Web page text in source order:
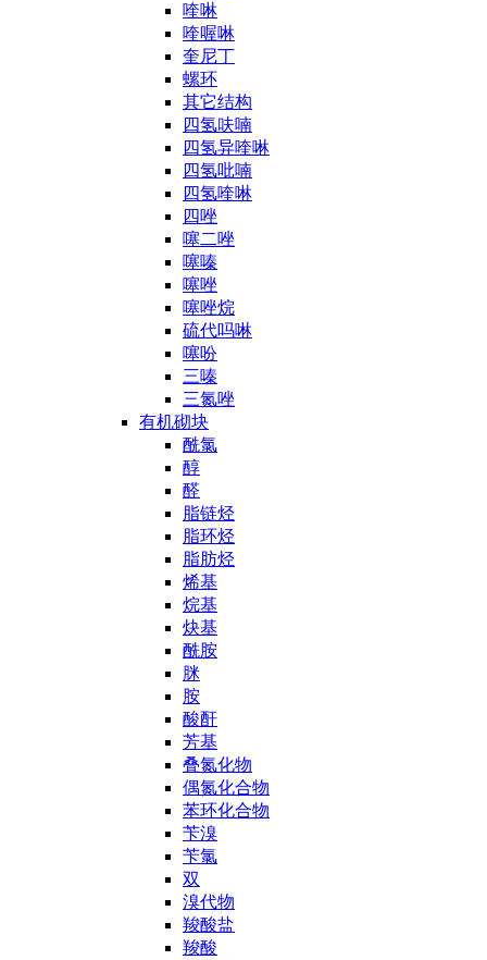
喹啉
喹喔啉
奎尼丁
螺环
其它结构
四氢呋喃
四氢异喹啉
四氢吡喃
四氢喹啉
四唑
噻二唑
噻嗪
噻唑
噻唑烷
硫代吗啉
噻吩
三嗪
三氮唑
有机砌块
酰氯
醇
醛
脂链烃
脂环烃
脂肪烃
烯基
烷基
炔基
酰胺
脒
胺
酸酐
芳基
叠氮化物
偶氮化合物
苯环化合物
苄溴
苄氯
双
溴代物
羧酸盐
羧酸